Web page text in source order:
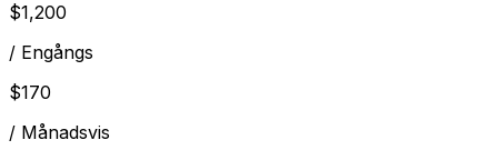
$1,200
/ Engångs
$170
/ Månadsvis